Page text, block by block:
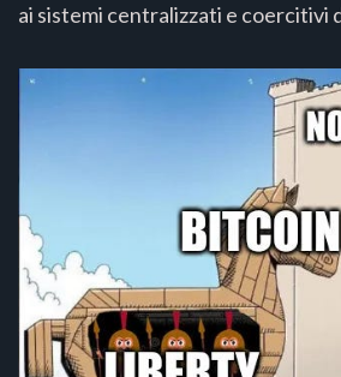
ai sistemi centralizzati e coercitivi